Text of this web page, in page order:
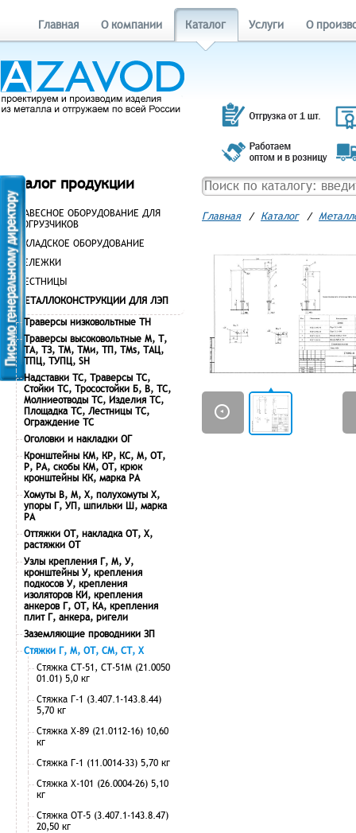
Главная О компании Каталог Услуги О
Каталог продукции
НАВЕСНОЕ ОБОРУДОВАНИЕ ДЛЯ
ПОГРУЗЧИКОВ
СКЛАДСКОЕ ОБОРУДОВАНИЕ
ТЕЛЕЖКИ
ЛЕСТНИЦЫ
МЕТАЛЛОКОНСТРУКЦИИ ДЛЯ ЛЭП
Траверсы низковольтные ТН
Траверсы высоковольтные М, Т,
ТА, ТЗ, ТМ, ТМи, ТП, ТМs, ТАЦ,
ТПЦ, ТУПЦ, SH
Надставки ТС, Траверсы ТС,
Стойки ТС, Тросостойки Б, В, ТС,
Молниеотводы ТС, Изделия ТС,
Площадка ТС, Лестницы ТС,
Ограждение ТС
Оголовки и накладки ОГ
Кронштейны КМ, КР, КС, М, ОТ,
Р, РА, скобы КМ, ОТ, крюк
кронштейны КК, марка РА
Хомуты В, М, Х, полухомуты Х,
упоры Г, УП, шпильки Ш, марка
РА
Оттяжки ОТ, накладка ОТ, Х,
растяжки ОТ
Узлы крепления Г, М, У,
кронштейны У, крепления
подкосов У, крепления
изоляторов КИ, крепления
анкеров Г, ОТ, КА, крепления
плит Г, анкера, ригели
Заземляющие проводники ЗП
Стяжки Г, М, ОТ, СМ, СТ, Х
Стяжка СТ-51, СТ-51М (21.0050
01.01) 5,0 кг
Стяжка Г-1 (3.407.1-143.8.44)
5,70 кг
Стяжка Х-89 (21.0112-16) 10,60
кг
Стяжка Г-1 (11.0014-33) 5,70 кг
Стяжка Х-101 (26.0004-26) 5,10
кг
Стяжка ОТ-5 (3.407.1-143.8.47)
20,50 кг
Главная / Каталог /